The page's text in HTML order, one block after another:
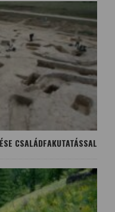
CSALÁDFAKUTATÁSSAL